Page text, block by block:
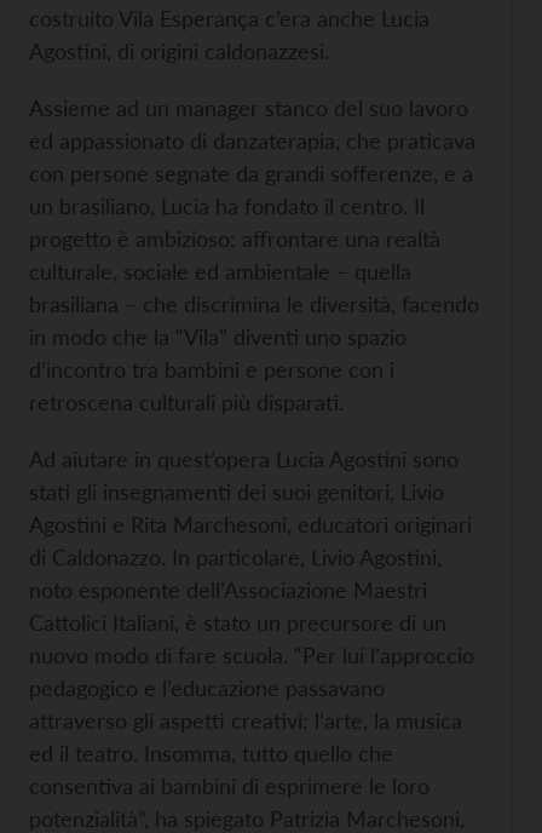
costruito Vila Esperança c’era anche Lucia
Agostini, di origini caldonazzesi.
Assieme ad un manager stanco del suo lavoro
ed appassionato di danzaterapia, che praticava
con persone segnate da grandi sofferenze, e a
un brasiliano, Lucia ha fondato il centro. Il
progetto è ambizioso: affrontare una realtà
culturale, sociale ed ambientale – quella
brasiliana – che discrimina le diversità, facendo
in modo che la “Vila” diventi uno spazio
d’incontro tra bambini e persone con i
retroscena culturali più disparati.
Ad aiutare in quest’opera Lucia Agostini sono
stati gli insegnamenti dei suoi genitori, Livio
Agostini e Rita Marchesoni, educatori originari
di Caldonazzo. In particolare, Livio Agostini,
noto esponente dell’Associazione Maestri
Cattolici Italiani, è stato un precursore di un
nuovo modo di fare scuola. “Per lui l’approccio
pedagogico e l’educazione passavano
attraverso gli aspetti creativi: l’arte, la musica
ed il teatro. Insomma, tutto quello che
consentiva ai bambini di esprimere le loro
potenzialità”, ha spiegato Patrizia Marchesoni,